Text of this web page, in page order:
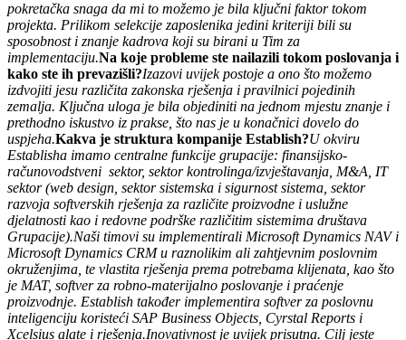
pokretačka snaga da mi to možemo je bila ključni faktor tokom
projekta. Prilikom selekcije zaposlenika jedini kriteriji bili su
sposobnost i znanje kadrova koji su birani u Tim za
implementaciju.Na koje probleme ste nailazili tokom poslovanja i
kako ste ih prevazišli?Izazovi uvijek postoje a ono što možemo
izdvojiti jesu različita zakonska rješenja i pravilnici pojedinih
zemalja. Ključna uloga je bila objediniti na jednom mjestu znanje i
prethodno iskustvo iz prakse, što nas je u konačnici dovelo do
uspjeha.Kakva je struktura kompanije Establish?U okviru
Establisha imamo centralne funkcije grupacije: finansijsko-
računovodstveni sektor, sektor kontrolinga/izvještavanja, M&A, IT
sektor (web design, sektor sistemska i sigurnost sistema, sektor
razvoja softverskih rješenja za različite proizvodne i uslužne
djelatnosti kao i redovne podrške različitim sistemima društava
Grupacije).Naši timovi su implementirali Microsoft Dynamics NAV i
Microsoft Dynamics CRM u raznolikim ali zahtjevnim poslovnim
okruženjima, te vlastita rješenja prema potrebama klijenata, kao što
je MAT, softver za robno-materijalno poslovanje i praćenje
proizvodnje. Establish također implementira softver za poslovnu
inteligenciju koristeći SAP Business Objects, Cyrstal Reports i
Xcelsius alate i rješenja.Inovativnost je uvijek prisutna. Cilj jeste